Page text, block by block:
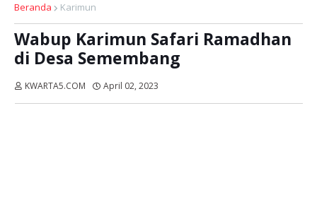
Beranda Karimun
Wabup Karimun Safari Ramadhan
di Desa Semembang
KWARTA5.COM April 02, 2023